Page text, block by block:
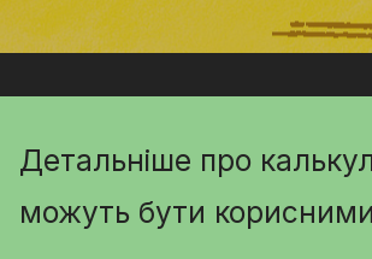
Детальніше про
можуть бути